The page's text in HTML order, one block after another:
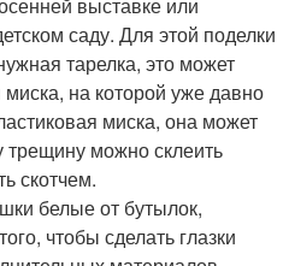
саду. Для этой поделки
тарелка, это может
на которой уже давно
миска, она может
трещину можно склеить
скотчем.
белые от бутылок,
чтобы сделать глазки